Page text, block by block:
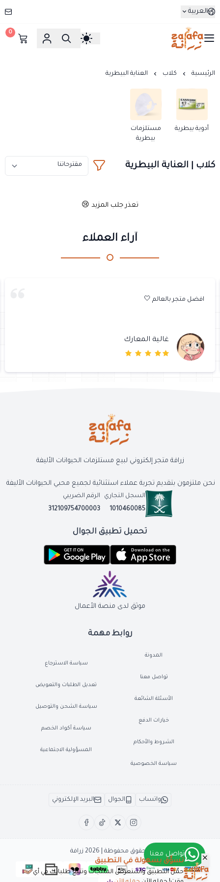
العربية
زرافة
0
الرئيسية كلاب العناية البيطرية
أدوية بيطرية
مستلزمات
بيطرية
كلاب | العناية البيطرية
تعذر جلب المزيد 😢
آراء العملاء
افضل متجر بالعالم 🤍
غالية المعارك
روابط مهمة
المدونة
تواصل معنا
الأسئلة الشائعة
خيارات الدفع
الشروط والأحكام
سياسة الخصوصية
سياسة الاسترجاع
تعديل الطلبات والتعويض
سياسة الشحن والتوصيل
سياسة أكواد الخصم
المسؤولية الاجتماعية
زرافة متجر إلكتروني لبيع مستلزمات الحيوانات الأليفة
نحن ملتزمون بتقديم تجربة عملاء استثنائية لجميع محبي الحيوانات الأليفة
السجل التجاري
1010460085
الرقم الضريبي
312109754700003
تحميل تطبيق الجوال
موثق لدى منصة الأعمال
واتساب الجوال البريد الإلكتروني
الحقوق محفوظة | 2026 زرافة تواصل معنا
تسوَّق بسهولة في التطبيق
حمِّل التطبيق واستعرض المنتجات وتتبّع طلباتك في أي